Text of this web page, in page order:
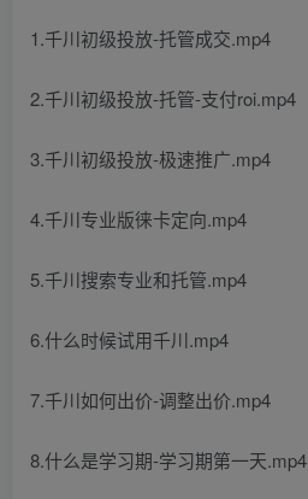
1.千川初级投放-托管成交.mp4
2.千川初级投放-托管-支付roi.mp4
3.千川初级投放-极速推广.mp4
4.千川专业版徕卡定向.mp4
5.千川搜索专业和托管.mp4
6.什么时候试用千川.mp4
7.千川如何出价-调整出价.mp4
8.什么是学习期-学习期第一天.mp4